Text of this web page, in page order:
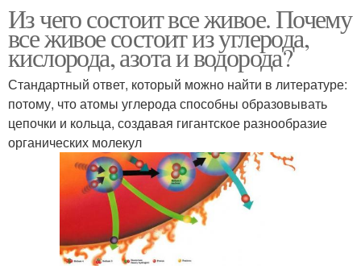
Из чего состоит все живое. Почему
все живое состоит из углерода,
кислорода, азота и водорода?
Стандартный ответ, который можно найти в литературе:
потому, что атомы углерода способны образовывать
цепочки и кольца, создавая гигантское разнообразие
органических молекул